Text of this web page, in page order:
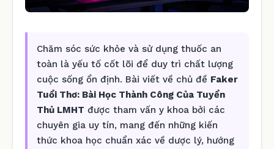
Chăm sóc sức khỏe và sử dụng thuốc an
toàn là yếu tố cốt lõi để duy trì chất lượng
cuộc sống ổn định. Bài viết về chủ đề Faker
Tuổi Thơ: Bài Học Thành Công Của Tuyển
Thủ LMHT được tham vấn y khoa bởi các
chuyên gia uy tín, mang đến những kiến
thức khoa học chuẩn xác về dược lý, hướng